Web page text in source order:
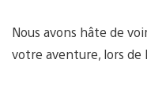
Nous avons hâte de
votre aventure, lors de